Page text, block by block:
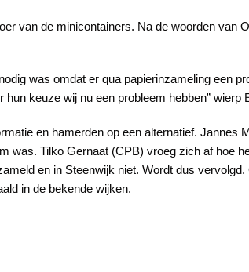
van de minicontainers. Na de woorden van
was omdat er qua papierinzameling een
keuze wij nu een probleem hebben”
en hamerden op een alternatief.
was. Tilko Gernaat (CPB) vroeg zich af hoe
en in Steenwijk niet. Wordt dus
in de bekende wijken.